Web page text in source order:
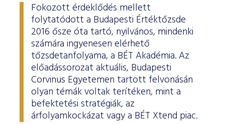
Fokozott érdeklődés mellett
folytatódott a Budapesti Értéktőzsde
2016 ősze óta tartó, nyilvános, mindenki
számára ingyenesen elérhető
tőzsdetanfolyama, a BÉT Akadémia. Az
előadássorozat aktuális, Budapesti
Corvinus Egyetemen tartott felvonásán
olyan témák voltak terítéken, mint a
befektetési stratégiák, az
árfolyamkockázat vagy a BÉT Xtend piac.